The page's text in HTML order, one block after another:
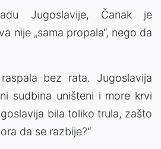
Jugoslavije, Čanak je
nije „sama propala“, nego da
bez rata. Jugoslavija
sudbina uništeni i more krvi
bila toliko trula, zašto
da se razbije?“